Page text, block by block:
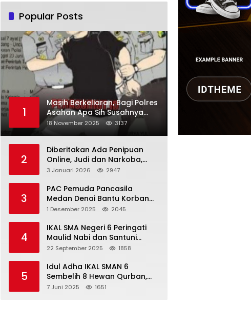
Popular Posts
1
Masih Berkeliaran, Bagi Polres
Asahan Apa Sih Susahnya
Menangkap Martono
18 November 2025 3137
2
Diberitakan Ada Penipuan
Online, Judi dan Narkoba,
Karutan Kabanjhe Sebut Hoax
Beryanggungjawab
3 Januari 2026 2947
3
PAC Pemuda Pancasila
Medan Denai Bantu Korban
Banjir di Tiga Kelurahan
1 Desember 2025 2045
4
IKAL SMA Negeri 6 Peringati
Maulid Nabi dan Santuni
Yatim Piatu Anak Alumni
22 September 2025 1858
5
Idul Adha IKAL SMAN 6
Sembelih 8 Hewan Qurban,
Seluruh Siswa Guru dan ASN
7 Juni 2025 1651